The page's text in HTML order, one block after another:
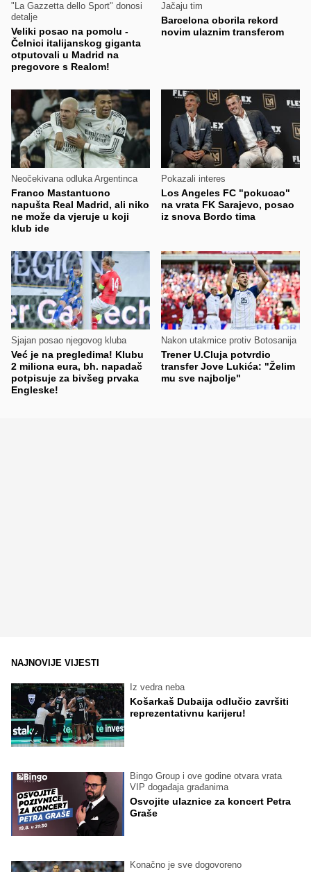
"La Gazzetta dello Sport" donosi
detalje
Veliki posao na pomolu -
Čelnici italijanskog giganta
otputovali u Madrid na
pregovore s Realom!
Jačaju tim
Barcelona oborila rekord
novim ulaznim transferom
Neočekivana odluka Argentinca
Franco Mastantuono
napušta Real Madrid, ali niko
ne može da vjeruje u koji
klub ide
Pokazali interes
Los Angeles FC "pokucao"
na vrata FK Sarajevo, posao
iz snova Bordo tima
Sjajan posao njegovog kluba
Već je na pregledima! Klubu
2 miliona eura, bh. napadač
potpisuje za bivšeg prvaka
Engleske!
Nakon utakmice protiv Botosanija
Trener U.Cluja potvrdio
transfer Jove Lukića: "Želim
mu sve najbolje"
NAJNOVIJE VIJESTI
Iz vedra neba
Košarkaš Dubaija odlučio završiti
reprezentativnu karijeru!
Bingo Group i ove godine otvara vrata
VIP događaja građanima
Osvojite ulaznice za koncert Petra
Graše
Konačno je sve dogovoreno